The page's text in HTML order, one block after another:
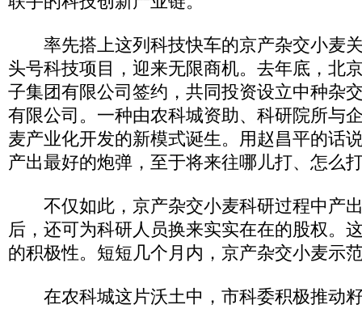
率先搭上这列科技快车的京产杂交小麦
头号科技项目，迎来无限商机。去年底，北
子集团有限公司签约，共同投资设立中种杂
有限公司。一种由农科城资助、科研院所与
麦产业化开发的新模式诞生。用赵昌平的话
产出最好的炮弹，至于将来往哪儿打、怎么
不仅如此，京产杂交小麦科研过程中产
后，还可为科研人员换来实实在在的股权。
的积极性。短短几个月内，京产杂交小麦示
在农科城这片沃土中，市科委积极推动